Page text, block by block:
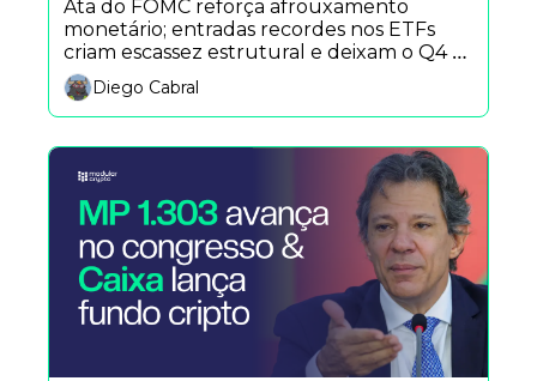
Ata do FOMC reforça afrouxamento
monetário; entradas recordes nos ETFs
criam escassez estrutural e deixam o Q4
com cara de rali. Modular quer reacender
o movimento Nouns no Brasil e conheça
Metions Market, quando “contar palavras”
vira mercado.
Diego Cabral